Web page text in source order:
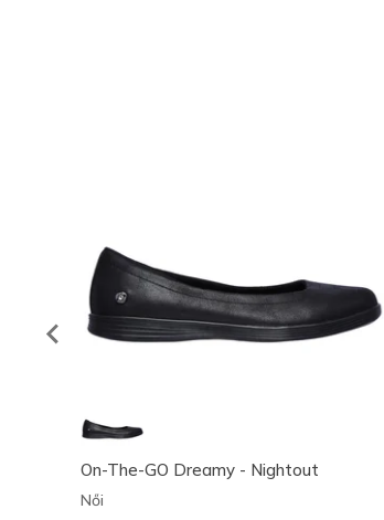
On-The-GO Dreamy - Nightout
Női